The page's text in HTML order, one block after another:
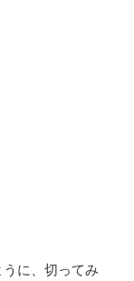
に、切ってみ